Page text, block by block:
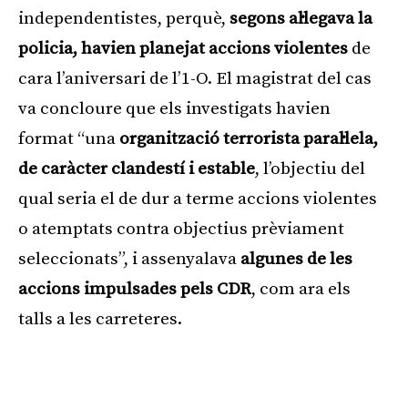
independentistes, perquè, segons al·legava la
policia, havien planejat accions violentes de
cara l’aniversari de l’1-O. El magistrat del cas
va concloure que els investigats havien
format “una organització terrorista paral·lela,
de caràcter clandestí i estable, l’objectiu del
qual seria el de dur a terme accions violentes
o atemptats contra objectius prèviament
seleccionats”, i assenyalava algunes de les
accions impulsades pels CDR, com ara els
talls a les carreteres.